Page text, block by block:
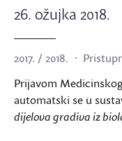
26. ožujka 2018.
2017. / 2018.
Prijavom
automatski se u
dijelova gradiva iz